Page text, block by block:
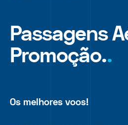
Passagens
Promoção..
Os melhores voos!